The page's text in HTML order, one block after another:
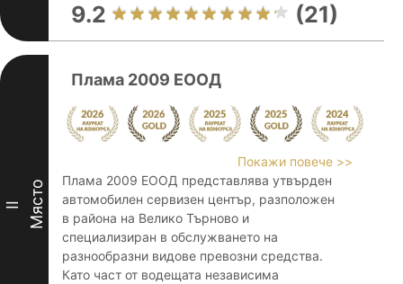
9.2 (21)
II Място
Плама 2009 ЕООД
Покажи повече >>
Плама 2009 ЕООД представлява утвърден
автомобилен сервизен център, разположен
в района на Велико Търново и
специализиран в обслужването на
разнообразни видове превозни средства.
Като част от водещата независима